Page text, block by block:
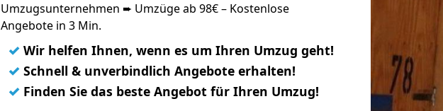
Umzugsunternehmen ➨ Umzüge ab 98€ – Kostenlose
Angebote in 3 Min.
✓ Wir helfen Ihnen, wenn es um Ihren Umzug geht!
✓ Schnell & unverbindlich Angebote erhalten!
✓ Finden Sie das beste Angebot für Ihren Umzug!